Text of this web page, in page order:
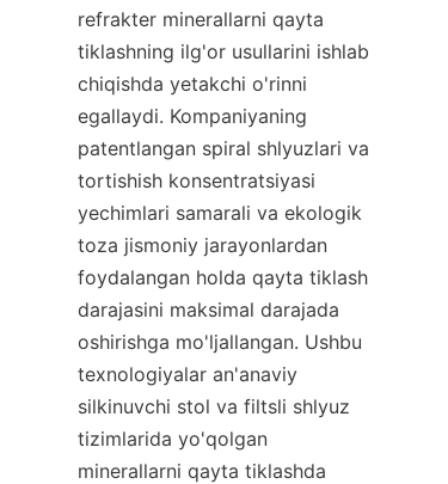
refrakter minerallarni qayta
tiklashning ilg'or usullarini ishlab
chiqishda yetakchi o'rinni
egallaydi. Kompaniyaning
patentlangan spiral shlyuzlari va
tortishish konsentratsiyasi
yechimlari samarali va ekologik
toza jismoniy jarayonlardan
foydalangan holda qayta tiklash
darajasini maksimal darajada
oshirishga mo'ljallangan. Ushbu
texnologiyalar an'anaviy
silkinuvchi stol va filtsli shlyuz
tizimlarida yo'qolgan
minerallarni qayta tiklashda